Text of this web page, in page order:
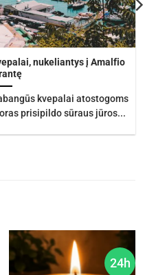
nukeliantys į Amalfio
kvepalai atostogoms
prisipildo sūraus jūros...
24h